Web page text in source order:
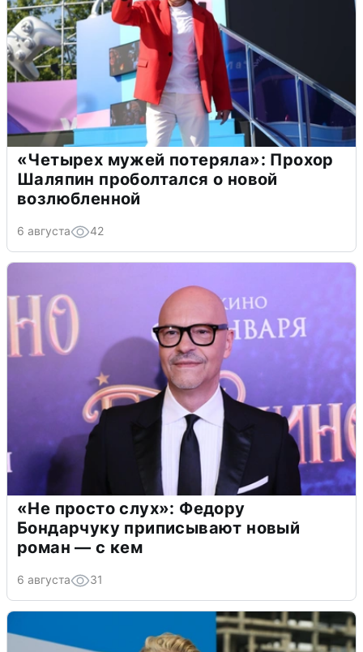
«Четырех мужей потеряла»: Прохор
Шаляпин проболтался о новой
возлюбленной
6 августа 42
«Не просто слух»: Федору
Бондарчуку приписывают новый
роман — с кем
6 августа 31